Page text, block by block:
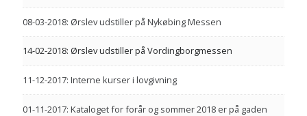
08-03-2018: Ørslev udstiller på Nykøbing Messen
14-02-2018: Ørslev udstiller på Vordingborgmessen
11-12-2017: Interne kurser i lovgivning
01-11-2017: Kataloget for forår og sommer 2018 er på gaden